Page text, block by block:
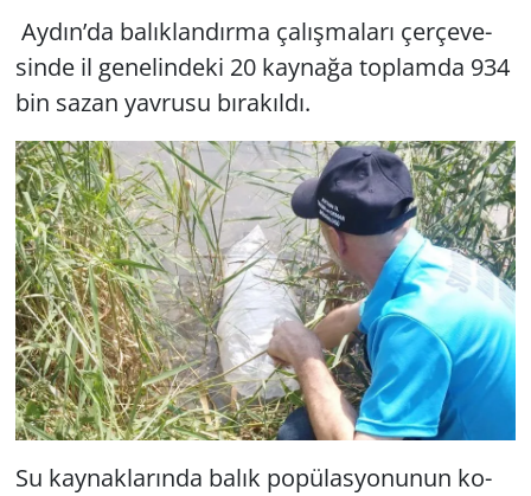
Aydın’da ba­lık­lan­dır­ma ça­lış­ma­la­rı çer­çe­ve­
sin­de il ge­ne­lin­de­ki 20 kay­na­ğa top­lam­da 934
bin sazan yav­ru­su bı­ra­kıl­dı.
Su kay­nak­la­rın­da balık po­pü­las­yo­nu­nun ko­
SİYASET
Yerel